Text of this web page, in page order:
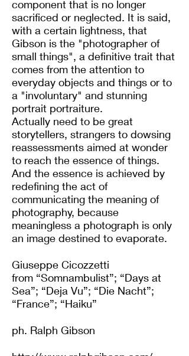
component that is no longer
sacrificed or neglected. It is said,
with a certain lightness, that
Gibson is the "photographer of
small things", a definitive trait that
comes from the attention to
everyday objects and things or to
a "involuntary" and stunning
portrait portraiture.
Actually need to be great
storytellers, strangers to dowsing
reassessments aimed at wonder
to reach the essence of things.
And the essence is achieved by
redefining the act of
communicating the meaning of
photography, because
meaningless a photograph is only
an image destined to evaporate.
Giuseppe Cicozzetti
from “Somnambulist”; “Days at
Sea”; “Deja Vu”; “Die Nacht”;
“France”; “Haiku”
ph. Ralph Gibson